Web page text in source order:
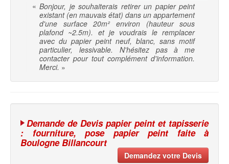
« Bonjour, je souhaiterais retirer un papier peint
existant (en mauvais état) dans un appartement
d'une surface 20m² environ (hauteur sous
plafond ~2.5m). et je voudrais le remplacer
avec du papier peint neuf, blanc, sans motif
particulier, lessivable. N'hésitez pas à me
contacter pour tout complément d'information.
Merci. »
Demande de Devis papier peint et tapisserie
: fourniture, pose papier peint faite à
Boulogne Billancourt
Demandez votre Devis